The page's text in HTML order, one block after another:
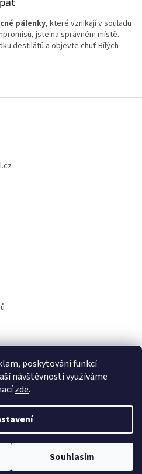
poskytování funkcí
návštěvnosti využíváme
zde.
Souhlasím
pálenky, které vznikají v souladu
jste na správném místě.
destilátů a objevte chuť Bílých
pestitel.cz. Všechna práva
nastavení cookies